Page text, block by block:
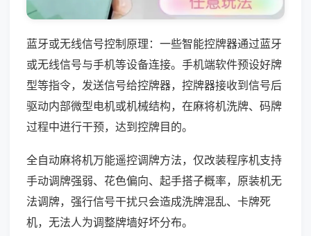
蓝牙或无线信号控制原理：一些智能控牌器通过蓝牙
或无线信号与手机等设备连接。手机端软件预设好牌
型等指令，发送信号给控牌器，控牌器接收到信号后
驱动内部微型电机或机械结构，在麻将机洗牌、码牌
过程中进行干预，达到控牌目的。
全自动麻将机万能遥控调牌方法，仅改装程序机支持
手动调牌强弱、花色偏向、起手搭子概率，原装机无
法调牌，强行信号干扰只会造成洗牌混乱、卡牌死
机，无法人为调整牌墙好坏分布。